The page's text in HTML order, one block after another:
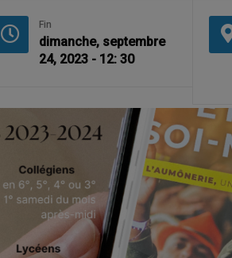
Fin
dimanche, septembre
24, 2023 - 12: 30